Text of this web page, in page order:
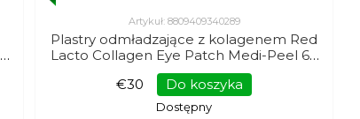
Artykuł: 8809409340289
Plastry odmładzające z kolagenem Red
Lacto Collagen Eye Patch Medi-Peel 60
szt.
€30 Do koszyka
Dostępny